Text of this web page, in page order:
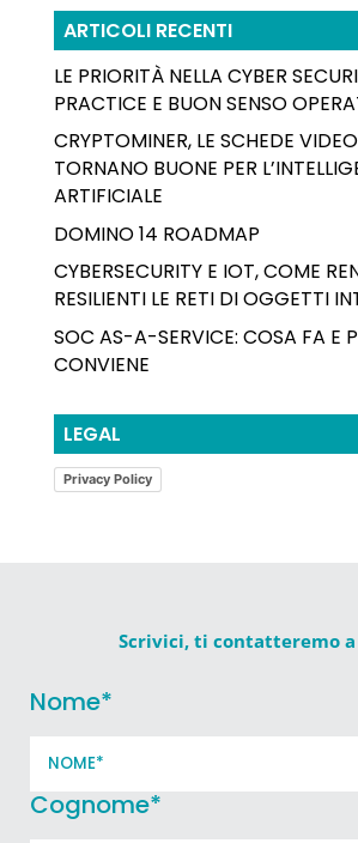
ARTICOLI RECENTI
LE PRIORITÀ NELLA CYBER
PRACTICE E BUON SENSO
CRYPTOMINER, LE SCHEDE
TORNANO BUONE PER
ARTIFICIALE
DOMINO 14 ROADMAP
CYBERSECURITY E IOT, COME
RESILIENTI LE RETI DI OGGETTI
SOC AS-A-SERVICE: COSA FA E
CONVIENE
LEGAL
Privacy Policy
Scrivici, ti contatteremo
Nome*
Cognome*